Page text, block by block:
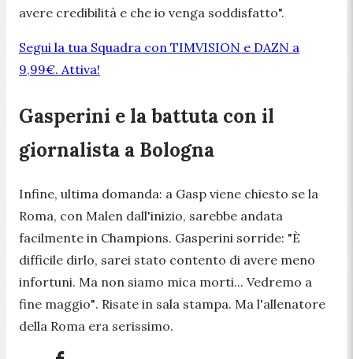
avere credibilità e che io venga soddisfatto".
Segui la tua Squadra con TIMVISION e DAZN a
9,99€. Attiva!
Gasperini e la battuta con il
giornalista a Bologna
Infine, ultima domanda: a Gasp viene chiesto se la
Roma, con Malen dall'inizio, sarebbe andata
facilmente in Champions. Gasperini sorride: "È
difficile dirlo, sarei stato contento di avere meno
infortuni. Ma non siamo mica morti... Vedremo a
fine maggio". Risate in sala stampa. Ma l'allenatore
della Roma era serissimo.